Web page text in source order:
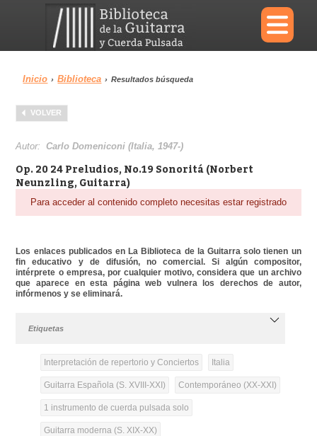
×
Menu
Biblioteca
Área personal Reproductor
Inicio › Biblioteca › Resultados búsqueda
VOLVER
Autor:Carlo Domeniconi (Italia, 1947-)
Op. 20 24 Preludios, No.19 Sonoritá (Norbert
Neunzling, Guitarra)
Para acceder al contenido completo necesitas estar registrado
Los enlaces publicados en La Biblioteca de la Guitarra solo tienen un
fin educativo y de difusión, no comercial. Si algún compositor,
intérprete o empresa, por cualquier motivo, considera que un archivo
que aparece en esta página web vulnera los derechos de autor,
infórmenos y se eliminará.
Etiquetas
Interpretación de repertorio y Conciertos Italia
Guitarra Española (S. XVIII-XXI) Contemporáneo (XX-XXI)
1 instrumento de cuerda pulsada solo
Guitarra moderna (S. XIX-XX)